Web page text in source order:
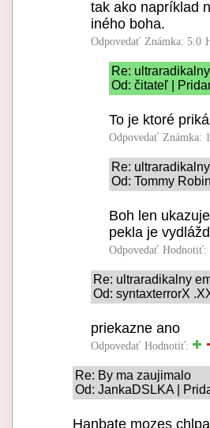
tak ako napríklad
iného boha.
Odpovedať Známka: 5.0
Re:
Od: čitateľ |
To je ktoré
Odpovedať Známka:
Re:
Od: Tommy
Boh len
pekla je
Odpovedať Hodnotiť:
Re: ultraradikalny
Od: syntaxterrorX
priekazne ano
Odpovedať Hodnotiť:
Re: By ma zaujimalo
Od: JankaDSLKA |
Hanbate mozes